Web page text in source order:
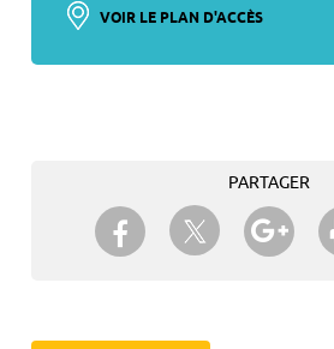
VOIR LE PLAN D'ACCÈS
PARTAGER
Partager surPartager sur